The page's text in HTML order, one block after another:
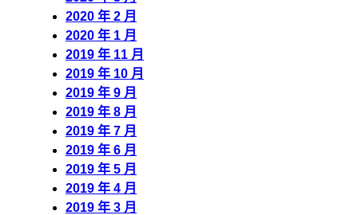
2020 年 2 月
2020 年 1 月
2019 年 11 月
2019 年 10 月
2019 年 9 月
2019 年 8 月
2019 年 7 月
2019 年 6 月
2019 年 5 月
2019 年 4 月
2019 年 3 月